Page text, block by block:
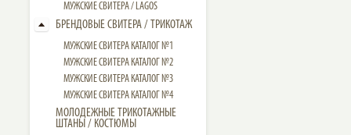
МУЖСКИЕ СВИТЕРА / LAGOS
БРЕНДОВЫЕ СВИТЕРА / ТРИКОТАЖ
МУЖСКИЕ СВИТЕРА КАТАЛОГ №1
МУЖСКИЕ СВИТЕРА КАТАЛОГ №2
МУЖСКИЕ СВИТЕРА КАТАЛОГ №3
МУЖСКИЕ СВИТЕРА КАТАЛОГ №4
МОЛОДЕЖНЫЕ ТРИКОТАЖНЫЕ
ШТАНЫ / КОСТЮМЫ